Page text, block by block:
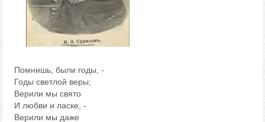
Помнишь, были годы, -
Годы светлой веры;
Верили мы свято
И любви и ласке, -
Верили мы даже